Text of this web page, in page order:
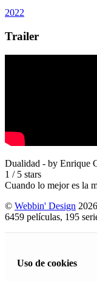
2022
Trailer
Dualidad - by Enrique
1 / 5 stars
Cuando lo mejor es la
© Webbin' Design 2026
6459 películas, 195
Uso de cookies